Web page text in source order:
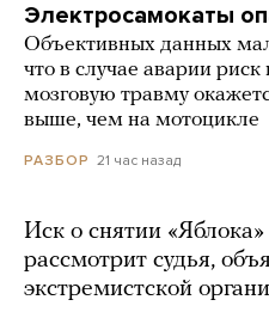
Электросамокаты
Объективных данных
что в случае аварии
мозговую травму
выше, чем на мотоцикле
РАЗБОР 21 час назад
Иск о снятии
рассмотрит судья,
экстремистской